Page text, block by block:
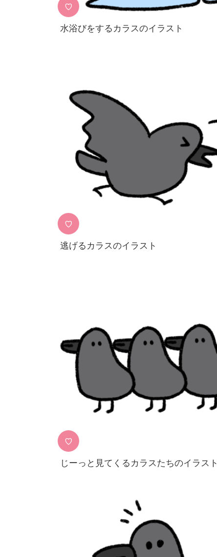
♡
水浴びをするカラスのイラスト
♡
逃げるカラスのイラスト
♡
じーっと見てくるカラスたちのイラスト